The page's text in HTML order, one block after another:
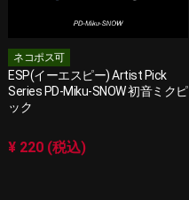
ネコポス可
ESP(イーエスピー) Artist Pick
Series PD-Miku-SNOW 初音ミクピ
ック
¥ 220 (税込)